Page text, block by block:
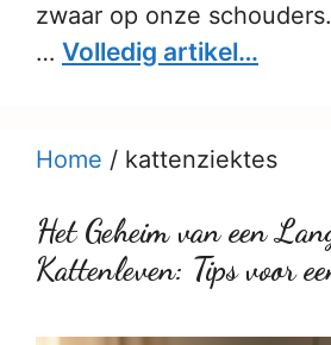
zwaar op onze
… Volledig artikel…
Home / kattenziektes
Het Geheim van een
Kattenleven: Tips voor